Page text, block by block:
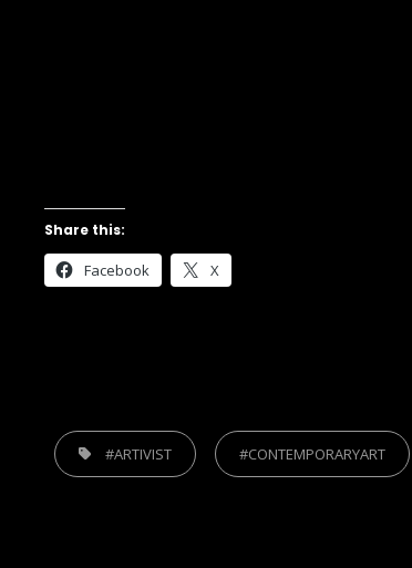
Share this:
Facebook X
TAGS, #ARTIVIST #CONTEMPORARYART